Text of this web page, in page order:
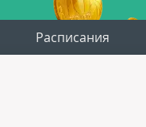
Расписания